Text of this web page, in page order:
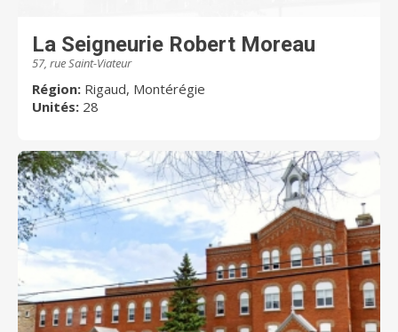
La Seigneurie Robert Moreau
57, rue Saint-Viateur
Région: Rigaud, Montérégie
Unités: 28